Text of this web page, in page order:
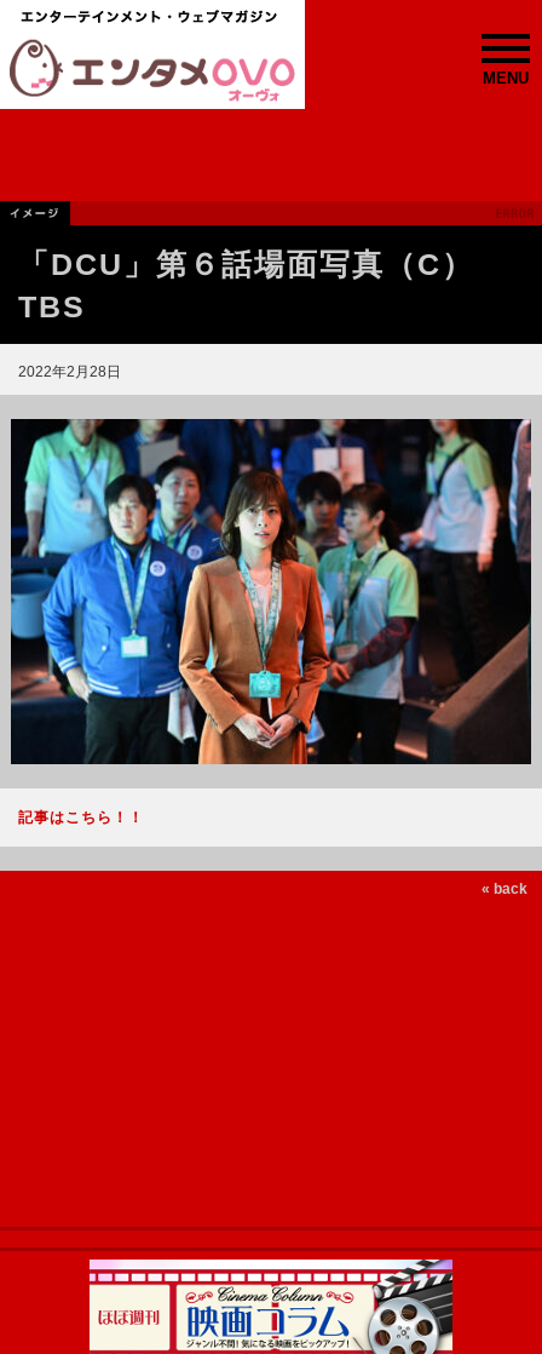
MENU
「DCU」第６話場面写真（C）
TBS
2022年2月28日
記事はこちら！！
« back